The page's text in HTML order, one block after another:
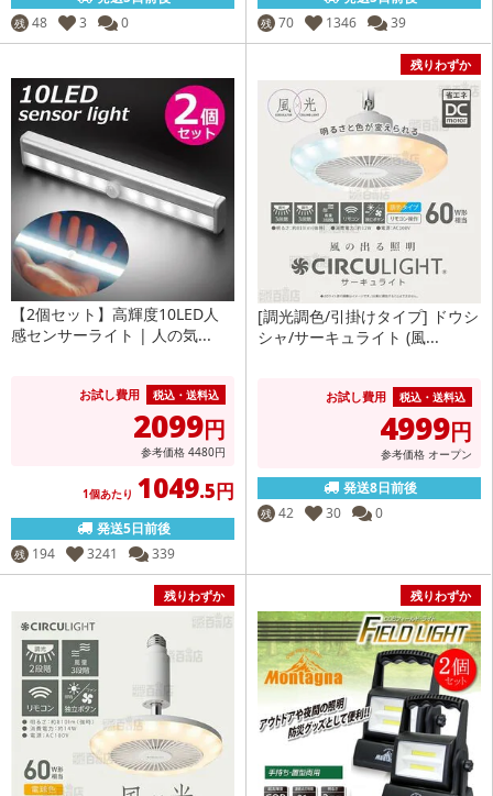
残 48 3 0 残 70 1346 39
【2個セット】高輝度10LED人
感センサーライト | 人の気...
お試し費用 税込・送料込
2099円
参考価格 4480円
1個あたり 1049.5円
発送5日前後
残 194 3241 339
残りわずか
[調光調色/引掛けタイプ] ドウシ
シャ/サーキュライト (風...
お試し費用 税込・送料込
4999円
参考価格 オープン
発送8日前後
残 42 30 0
残りわずか 残りわずか